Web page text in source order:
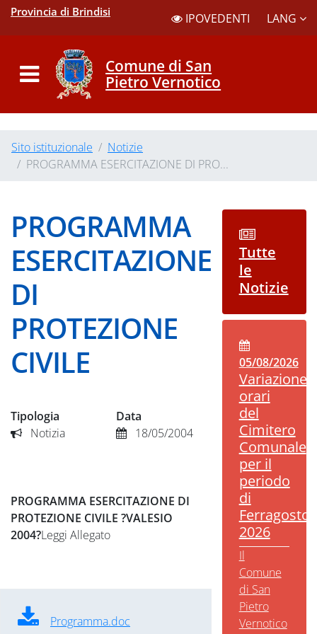
Provincia di Brindisi IPOVEDENTI LANG
Comune di San
Pietro Vernotico
Sito istituzionale
Notizie
PROGRAMMA ESERCITAZIONE DI PRO...
PROGRAMMA
ESERCITAZIONE
DI
PROTEZIONE
CIVILE
Tipologia
Notizia
Data
18/05/2004
PROGRAMMA ESERCITAZIONE DI
PROTEZIONE CIVILE ?VALESIO
2004?Leggi Allegato
Programma.doc
Tutte
le
Notizie
05/08/2026
Variazione
orari
del
Cimitero
Comunale
per il
periodo
di
Ferragosto
2026
Il
Comune
di San
Pietro
Vernotico